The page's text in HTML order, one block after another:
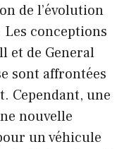
de l’évolution
conceptions
et de General
sont affrontées
Cependant, une
nouvelle
un véhicule